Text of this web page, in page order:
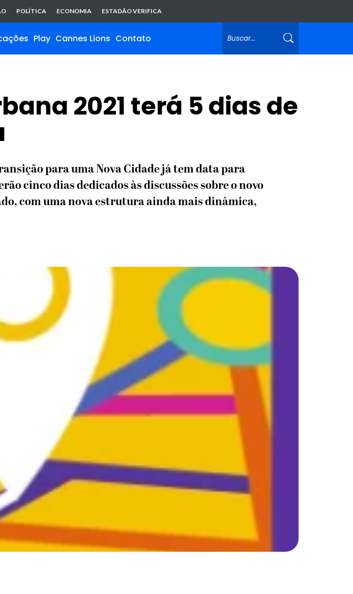
POLÍTICA ECONOMIA ESTADÃO VERIFICA
Play Cannes Lions Contato
2021 terá 5 dias de
para uma Nova Cidade já tem data para
cinco dias dedicados às discussões sobre o novo
com uma nova estrutura ainda mais dinâmica,